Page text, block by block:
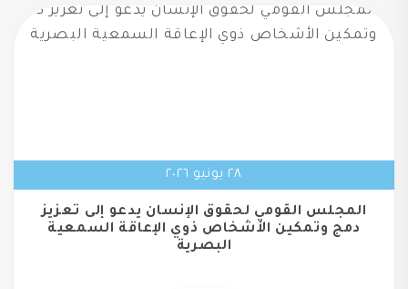
٢٨ يونيو ٢٠٢٦
المجلس القومي لحقوق الإنسان يدعو إلى تعزيز
دمج وتمكين الأشخاص ذوي الإعاقة السمعية
البصرية